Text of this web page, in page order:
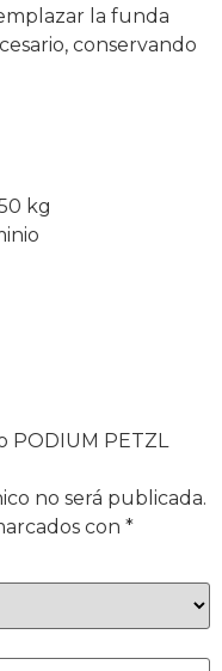
la funda
conservando
kg
PODIUM PETZL
no será publicada.
con *